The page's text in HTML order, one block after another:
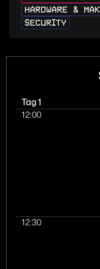
HARDWARE &
SECURITY
Tag 1
12:00
12:30